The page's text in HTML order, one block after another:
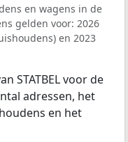
en wagens in de
gelden voor: 2026
en 2023
STATBEL voor de
adressen, het
en het